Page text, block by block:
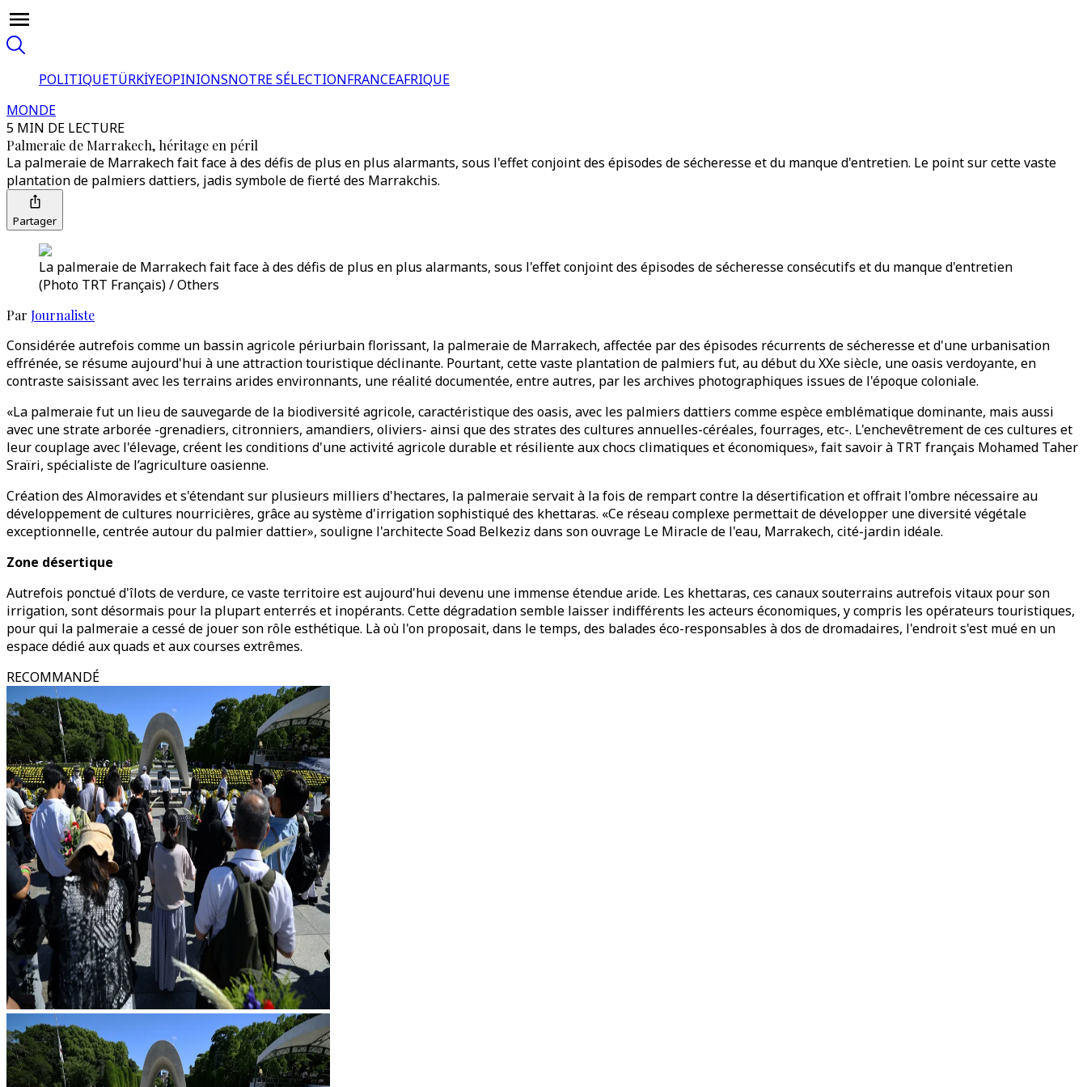
POLITIQUETÜRKİYEOPINIONSNOTRE SÉLECTIONFRANCEAFRIQUE
MONDE
5 MIN DE LECTURE
Palmeraie de Marrakech, héritage en péril
La palmeraie de Marrakech fait face à des défis de plus en plus alarmants, sous l'effet conjoint des épisodes de sécheresse et du manque d'entretien. Le point sur cette vaste
plantation de palmiers dattiers, jadis symbole de fierté des Marrakchis.
Partager
La palmeraie de Marrakech fait face à des défis de plus en plus alarmants, sous l'effet conjoint des épisodes de sécheresse consécutifs et du manque d'entretien
(Photo TRT Français) / Others
Par Journaliste
Considérée autrefois comme un bassin agricole périurbain florissant, la palmeraie de Marrakech, affectée par des épisodes récurrents de sécheresse et d'une urbanisation
effrénée, se résume aujourd'hui à une attraction touristique déclinante. Pourtant, cette vaste plantation de palmiers fut, au début du XXe siècle, une oasis verdoyante, en
contraste saisissant avec les terrains arides environnants, une réalité documentée, entre autres, par les archives photographiques issues de l'époque coloniale.
«La palmeraie fut un lieu de sauvegarde de la biodiversité agricole, caractéristique des oasis, avec les palmiers dattiers comme espèce emblématique dominante, mais aussi
avec une strate arborée -grenadiers, citronniers, amandiers, oliviers- ainsi que des strates des cultures annuelles-céréales, fourrages, etc-. L'enchevêtrement de ces cultures et
leur couplage avec l'élevage, créent les conditions d'une activité agricole durable et résiliente aux chocs climatiques et économiques», fait savoir à TRT français Mohamed Taher
Sraïri, spécialiste de l’agriculture oasienne.
Création des Almoravides et s'étendant sur plusieurs milliers d'hectares, la palmeraie servait à la fois de rempart contre la désertification et offrait l'ombre nécessaire au
développement de cultures nourricières, grâce au système d'irrigation sophistiqué des khettaras. «Ce réseau complexe permettait de développer une diversité végétale
exceptionnelle, centrée autour du palmier dattier», souligne l'architecte Soad Belkeziz dans son ouvrage Le Miracle de l'eau, Marrakech, cité-jardin idéale.
Zone désertique
Autrefois ponctué d'îlots de verdure, ce vaste territoire est aujourd'hui devenu une immense étendue aride. Les khettaras, ces canaux souterrains autrefois vitaux pour son
irrigation, sont désormais pour la plupart enterrés et inopérants. Cette dégradation semble laisser indifférents les acteurs économiques, y compris les opérateurs touristiques,
pour qui la palmeraie a cessé de jouer son rôle esthétique. Là où l'on proposait, dans le temps, des balades éco-responsables à dos de dromadaires, l'endroit s'est mué en un
espace dédié aux quads et aux courses extrêmes.
RECOMMANDÉ